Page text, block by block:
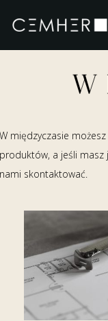
main
W
międzyczasie
a jeśli masz
skontaktować.